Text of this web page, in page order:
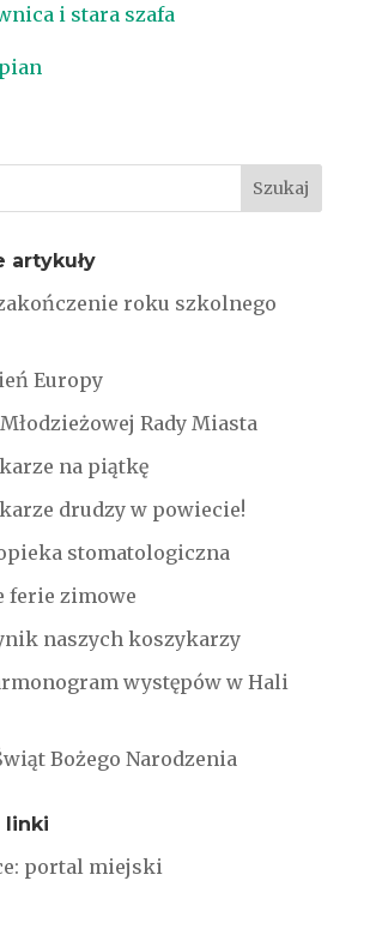
i stara szafa
artykuły
roku szkolnego
Europy
Rady Miasta
na piątkę
drudzy w powiecie!
stomatologiczna
ferie zimowe
naszych koszykarzy
występów w Hali
Bożego Narodzenia
linki
portal miejski